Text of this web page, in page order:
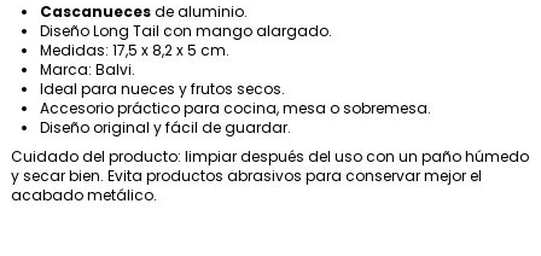
Cascanuecesde aluminio.
Diseño Long Tail con mango alargado.
Medidas: 17,5 x 8,2 x 5 cm.
Marca: Balvi.
Ideal para nueces y frutos secos.
Accesorio práctico para cocina, mesa o sobremesa.
Diseño original y fácil de guardar.
Cuidado del producto: limpiar después del uso con un paño húmedo
y secar bien. Evita productos abrasivos para conservar mejor el
acabado metálico.